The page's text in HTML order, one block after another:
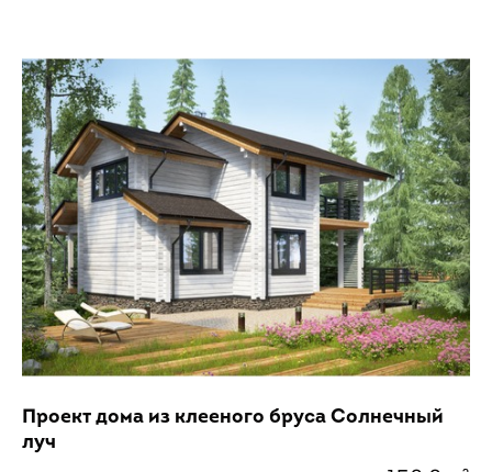
Проект дома из клееного бруса Солнечный
луч